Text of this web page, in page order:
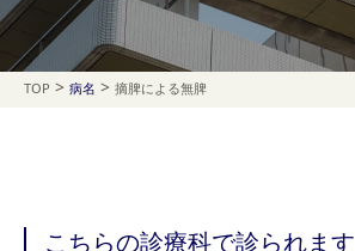
TOP > 病名 > 摘脾による無脾
こちらの診療科で診られます